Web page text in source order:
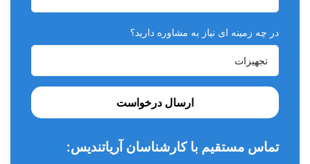
در چه زمینه ای نیاز به مشاوره دارید؟
ارسال درخواست
تماس مستقیم با کارشناسان آریاتندیس: